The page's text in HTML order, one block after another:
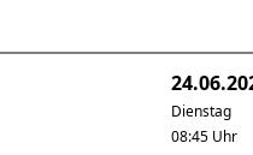
Dienstag
08:45 Uhr